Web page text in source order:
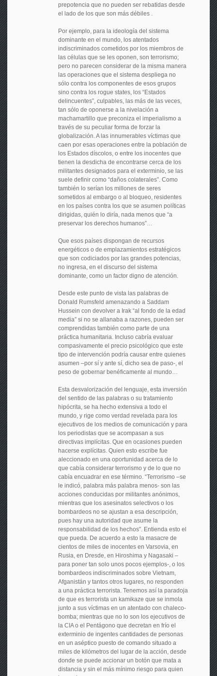
prepotencia que no pueden ser rebatidas desde
el lado de los que son más débiles .
Por ejemplo, para la ideología del sistema
dominante en el mundo, los atentados
indiscriminados cometidos por los miembros de
las células que se les oponen, son terrorismo;
pero no parecen considerar de la misma manera
las operaciones que el sistema despliega no
sólo contra los componentes de esos grupos
sino contra los rogue states, los “Estados
delincuentes”, culpables, las más de las veces,
tan sólo de oponerse a la nivelación a
machamartillo que preconiza el imperialismo a
través de su peculiar forma de forzar la
globalización. A las innumerables víctimas que
caen por esas operaciones entre la población de
los Estados díscolos, o entre los inocentes que
tienen la desdicha de encontrarse cerca de los
militantes designados para el exterminio, se las
suele definir como “daños colaterales”. Como
también lo serían los millones de seres
sometidos al embargo o al bloqueo, residentes
en los países contra los que se asumen políticas
dirigidas, quién lo diría, nada menos que “a
preservar los derechos humanos”…
Que esos países dispongan de recursos
energéticos o de emplazamientos estratégicos
que son codiciados por las grandes potencias,
no ingresa, en el discurso del sistema
dominante, como un factor digno de atención.
Desde este punto de vista las palabras de
Donald Rumsfeld amenazando a Saddam
Hussein con devolver a Irak “al fondo de la edad
media” si no se allanaba a razones, pueden ser
comprendidas también como parte de una
práctica humanitaria. Incluso cabría evaluar
compasivamente el precio psicológico que este
tipo de intervención podría causar entre quienes
asumen –por sí y ante sí, dicho sea de paso-, el
peso de gobernar benéficamente al mundo…
Esta desvalorización del lenguaje, esta inversión
del sentido de las palabras o su tratamiento
hipócrita, se ha hecho extensiva a todo el
mundo, y rige como verdad revelada para los
ejecutivos de los medios de comunicación y para
los periodistas que se acompasan a sus
directivas implícitas. Que en ocasiones pueden
hacerse explícitas. Quien esto escribe fue
aleccionado en una oportunidad acerca de lo
que cabía considerar terrorismo y de lo que no
cabía encuadrar en ese término. “Terrorismo –se
le indicó, palabra más palabra menos- son las
acciones conducidas por militantes anónimos,
mientras que los asesinatos selectivos o los
bombardeos no se ajustan a esa descripción,
pues hay una autoridad que asume la
responsabilidad de los hechos”. Entienda esto el
que pueda. De acuerdo a esto la masacre de
cientos de miles de inocentes en Varsovia, en
Rusia, en Dresde, en Hiroshima y Nagasaki –
para poner tan solo unos pocos ejemplos-, o los
bombardeos indiscriminados sobre Vietnam,
Afganistán y tantos otros lugares, no responden
a una práctica terrorista. Tenemos así la paradoja
de que es terrorista un kamikaze que se inmola
junto a sus víctimas en un atentado con chaleco-
bomba; mientras que no lo son los ejecutivos de
la CIA o el Pentágono que decretan en frío el
exterminio de ingentes cantidades de personas
en un aséptico puesto de comando situado a
miles de kilómetros del lugar de la acción, desde
donde se puede accionar un botón que mata a
distancia y sin el más mínimo riesgo para quien